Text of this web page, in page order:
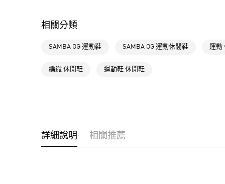
相關分類
SAMBA OG 運動鞋 SAMBA OG 運動休閒鞋 運動
編織 休閒鞋 運動鞋 休閒鞋
詳細說明 相關推薦